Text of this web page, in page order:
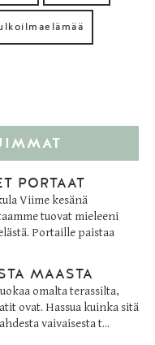
PORTAAT
Viime kesänä
tuovat mieleeni
Portaille paistaa
MAASTA
omalta terassilta,
ovat. Hassua kuinka sitä
vaivaisesta t...